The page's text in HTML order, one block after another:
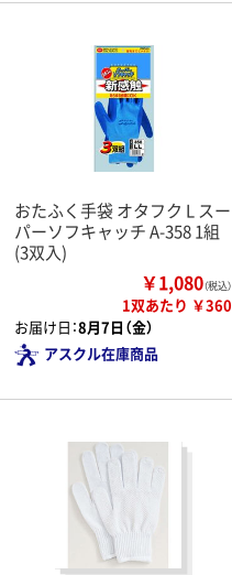
おたふく手袋 オタフク L スー
パーソフキャッチ A-358 1組
(3双入)
￥1,080（税込）
1双あたり ￥360
お届け日：8月7日（金）
アスクル在庫商品